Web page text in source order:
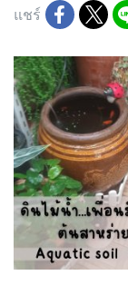
แชร์